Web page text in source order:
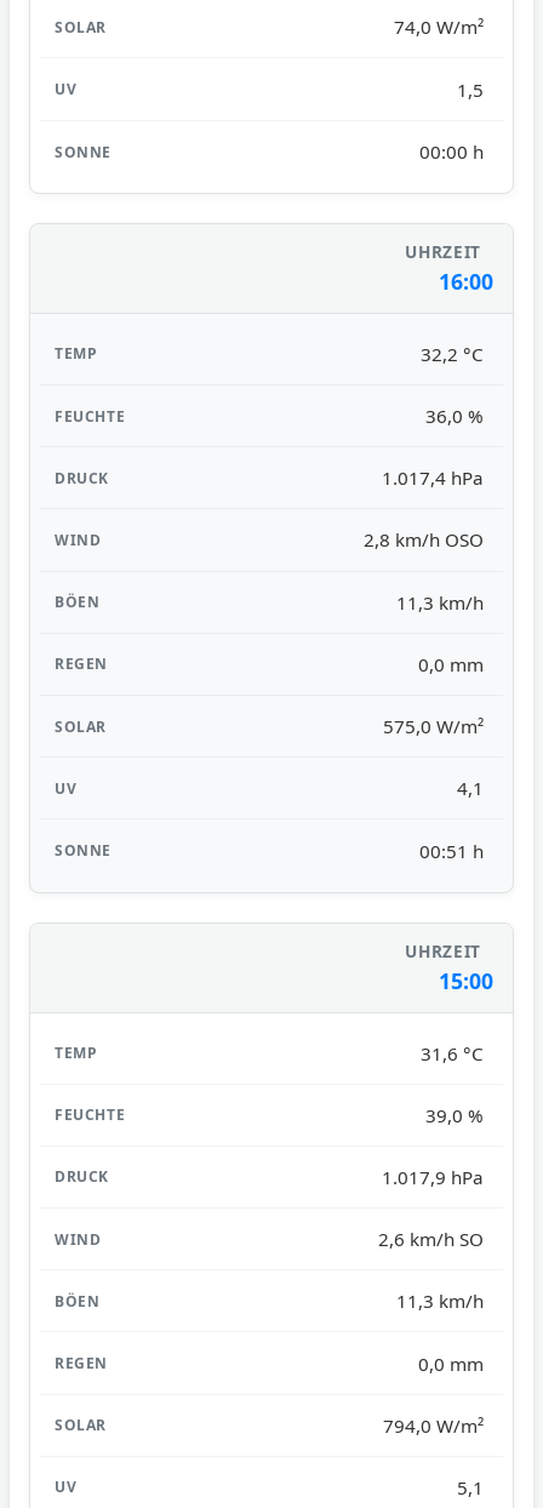
74,0 W/m²
1,5
00:00 h
16:00
32,2 °C
36,0 %
1.017,4 hPa
2,8 km/h OSO
11,3 km/h
0,0 mm
575,0 W/m²
4,1
00:51 h
15:00
31,6 °C
39,0 %
1.017,9 hPa
2,6 km/h SO
11,3 km/h
0,0 mm
794,0 W/m²
5,1